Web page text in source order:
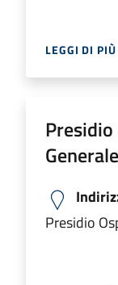
LEGGI DI PIÙ
Presidio
Generale
Presidio